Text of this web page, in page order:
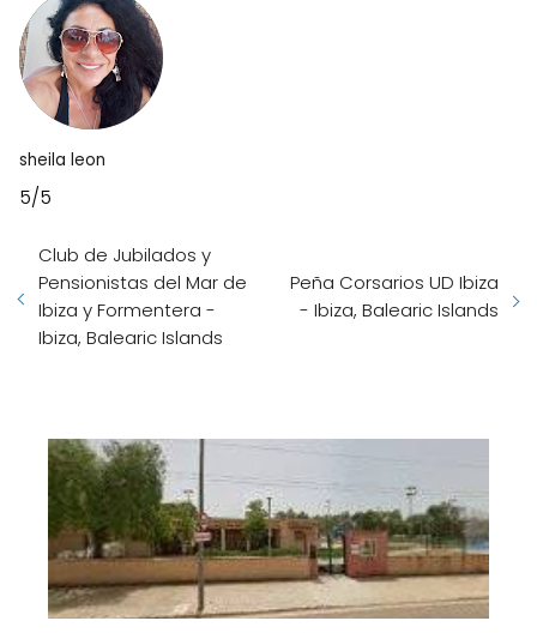
sheila leon
5/5
Club de Jubilados y
Pensionistas del Mar de
Ibiza y Formentera -
Ibiza, Balearic Islands
Peña Corsarios UD Ibiza
- Ibiza, Balearic Islands